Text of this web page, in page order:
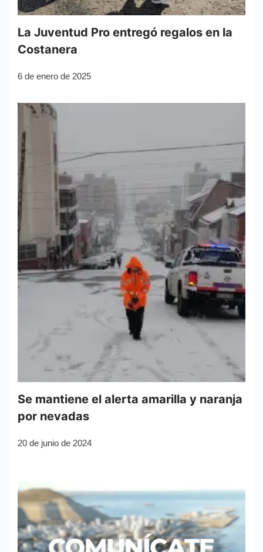
La Juventud Pro entregó regalos en la
Costanera
6 de enero de 2025
Se mantiene el alerta amarilla y naranja
por nevadas
20 de junio de 2024